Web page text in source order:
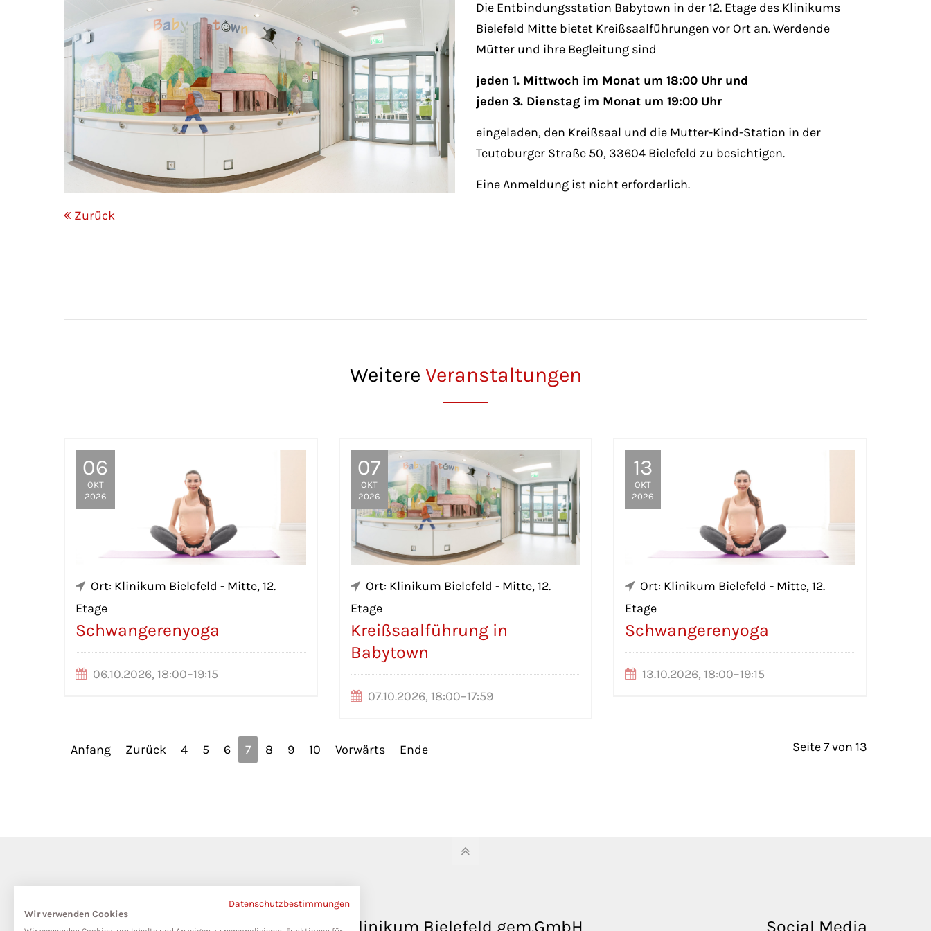
Mon - Fri 8:00am - 5:00pm
(GMT +1)
Die Entbindungsstation Babytown in der 12. Etage des Klinikums
Bielefeld Mitte bietet Kreißsaalführungen vor Ort an. Werdende
Mütter und ihre Begleitung sind
jeden 1. Mittwoch im Monat um 18:00 Uhr und
jeden 3. Dienstag im Monat um 19:00 Uhr
eingeladen, den Kreißsaal und die Mutter-Kind-Station in der
Teutoburger Straße 50, 33604 Bielefeld zu besichtigen.
Eine Anmeldung ist nicht erforderlich.
Zurück
Weitere Veranstaltungen
06
OKT
2026
Ort: Klinikum Bielefeld - Mitte, 12.
Etage
Schwangerenyoga
06.10.2026, 18:00–19:15
07
OKT
2026
Ort: Klinikum Bielefeld - Mitte, 12.
Etage
Kreißsaalführung in
Babytown
07.10.2026, 18:00–17:59
13
OKT
2026
Ort: Klinikum Bielefeld - Mitte, 12.
Etage
Schwangerenyoga
13.10.2026, 18:00–19:15
Seite 7 von 13
Anfang Zurück 4 5 6 7 8 9 10 Vorwärts Ende
Klinikum Bielefeld gem.GmbH Social Media
Datenschutzbestimmungen
Wir verwenden Cookies